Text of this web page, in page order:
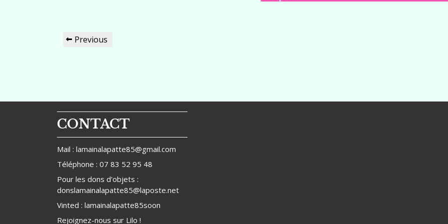
Navigation
Previous
Previous
CONTACT
Mail : lamainalapatte85@gmail.com
Téléphone : 07 83 52 95 48
Pour les dons d'objets :
donslamainalapatte85@laposte.net
Vinted : lamainalapatte85soon
Rejoignez-nous sur Lilo !